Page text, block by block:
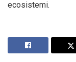
ecosistemi.